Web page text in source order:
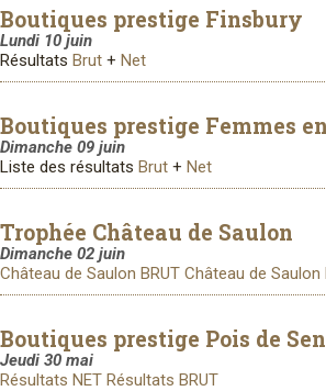
Boutiques prestige Finsbury
Lundi 10 juin
Résultats Brut + Net
Boutiques prestige Femmes
Dimanche 09 juin
Liste des résultats Brut + Net
Trophée Château de Saulon
Dimanche 02 juin
Château de Saulon BRUT Château de Saulon
Boutiques prestige Pois de
Jeudi 30 mai
Résultats NET Résultats BRUT